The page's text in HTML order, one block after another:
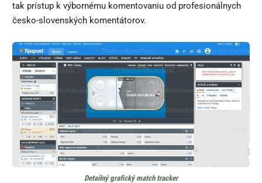
tak prístup k výbornému komentovaniu od profesionálnych
česko-slovenských komentátorov.
Detailný grafický match tracker